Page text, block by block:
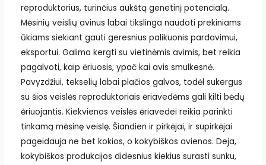
reproduktorius, turinčius aukštą genetinį potencialą.
Mėsinių veislių avinus labai tikslinga naudoti prekiniams
ūkiams siekiant gauti geresnius palikuonis pardavimui,
eksportui. Galima kergti su vietinėmis avimis, bet reikia
pagalvoti, kaip ėriuosis, ypač kai avis smulkesnė.
Pavyzdžiui, tekselių labai plačios galvos, todėl sukergus
su šios veislės reproduktoriais ėriavedėms gali kilti bėdų
ėriuojantis. Kiekvienos veislės ėriavedei reikia parinkti
tinkamą mėsinę veislę. Šiandien ir pirkėjai, ir supirkėjai
pageidauja ne bet kokios, o kokybiškos avienos. Deja,
kokybiškos produkcijos didesnius kiekius surasti sunku,